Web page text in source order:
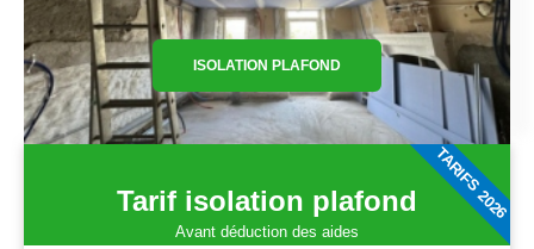
ISOLATION PLAFOND
Tarif isolation plafond
Avant déduction des aides
TARIFS 2026